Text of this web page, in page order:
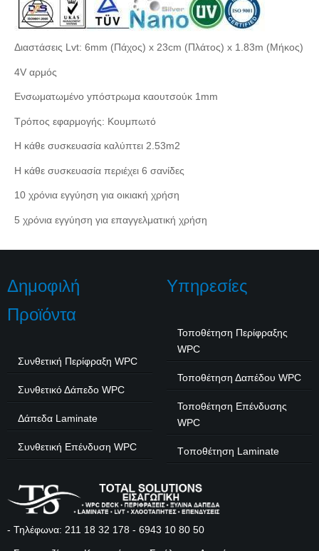
Διαστάσεις Lvt: 6mm (Πάχος) x 23cm (Πλάτος) x 1.83m (Mήκος)
4V αρμός
Ενσωματωμένο yπόστρωμα καουτσούκ 1mm
Τρόπος εφαρμογής: Κουμπωτό
Η κάθε συσκευασία καλύπτει 2.53m2
Η κάθε συσκευασία περιέχει 6 σανίδες
10 χρόνια εγγύηση για οικιακή χρήση
5 χρόνια εγγύηση για επαγγελματική χρήση
Δημοφιλή
Προϊόντα
Συνθετική Περίφραξη WPC
Συνθετικό Δάπεδο WPC
Δάπεδα Laminate
Συνθετική Επένδυση WPC
Υπηρεσίες
Τοποθέτηση Περίφραξης
WPC
Τοποθέτηση Δαπέδου WPC
Τοποθέτηση Επένδυσης
WPC
Tοποθέτηση Laminate
- Τηλέφωνα: 211 18 32 178 - 6943 10 80 50